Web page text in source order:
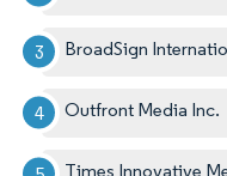
BroadSign
Outfront Media Inc.
Times Innovative